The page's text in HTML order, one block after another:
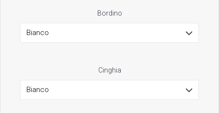
Bordino
Cinghia